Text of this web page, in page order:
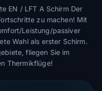
EN / LFT A Schirm Der
zu machen! Mit
Leistung/passiver
Wahl als erster Schirm.
fliegen Sie im
Thermikflüge!